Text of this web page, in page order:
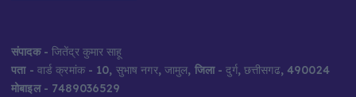
संपादक- जितेंद्र कुमार साहू
पता- वार्ड क्रमांक - 10, सुभाष नगर, जामुल, जिला- दुर्ग, छत्तीसगढ, 490024
मोबाइल- 7489036529